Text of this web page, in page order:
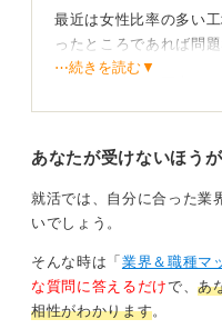
最近は女性比率の多い
ったところであれば問
ます。
男性が多くてやりにく
先輩に質問しにくいと
働く環境や仕事その
しよう
⋯続きを読む▼
あなたが受けないほう
就活では、自分に合った業
いでしょう。
そんな時は「 業界＆職種マ
な質問に答えるだけで、あ
相性がわかります。